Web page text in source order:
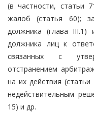
(в частности, статьи
жалоб (статья 60);
должника (глава III.1)
должника лиц к
связанных с
отстранением
на их действия
недействительным
15) и др.